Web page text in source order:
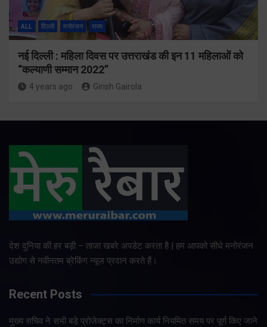
ALL दिल्ली मनोरंजन राज्य
नई दिल्ली : महिला दिवस पर उत्तराखंड की इन 11 महिलाओं को
“कल्याणी सम्मान 2022”
4 years ago Girish Gairola
देश दुनिया की हर बड़ी – ताजा खबरे अपडेट करता है | हम आपको सीधे मनोरंजन
उद्योग से नवीनतम ब्रेकिंग न्यूज प्रदान करते हैं।
Recent Posts
मुख्य सचिव ने सभी बड़े प्रोजेक्ट्स का निर्माण कार्य नियमित समय पर पूर्ण किए जाने